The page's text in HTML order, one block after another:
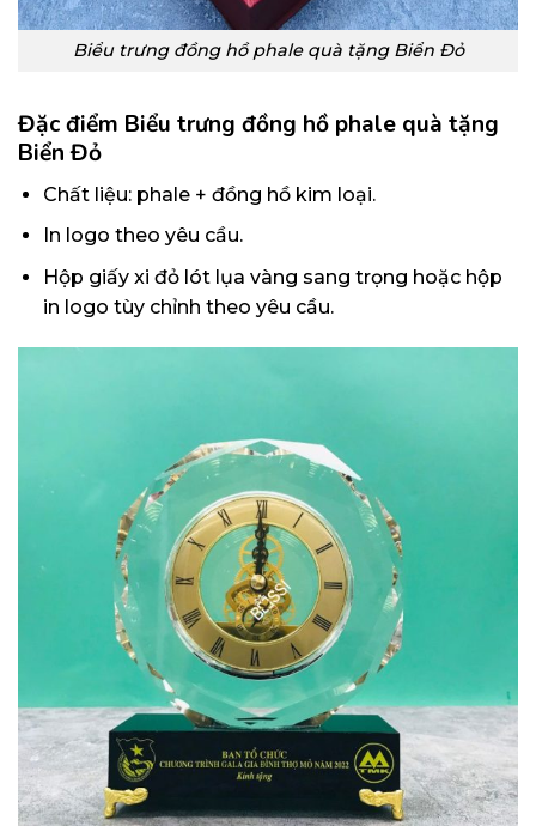
Biểu trưng đồng hồ phale quà tặng Biển Đỏ
Đặc điểm Biểu trưng đồng hồ phale quà tặng
Biển Đỏ
Chất liệu: phale + đồng hồ kim loại.
In logo theo yêu cầu.
Hộp giấy xi đỏ lót lụa vàng sang trọng hoặc hộp
in logo tùy chỉnh theo yêu cầu.